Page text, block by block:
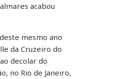
acabou
mesmo ano
da Cruzeiro do
decolar do
no Rio de Janeiro,